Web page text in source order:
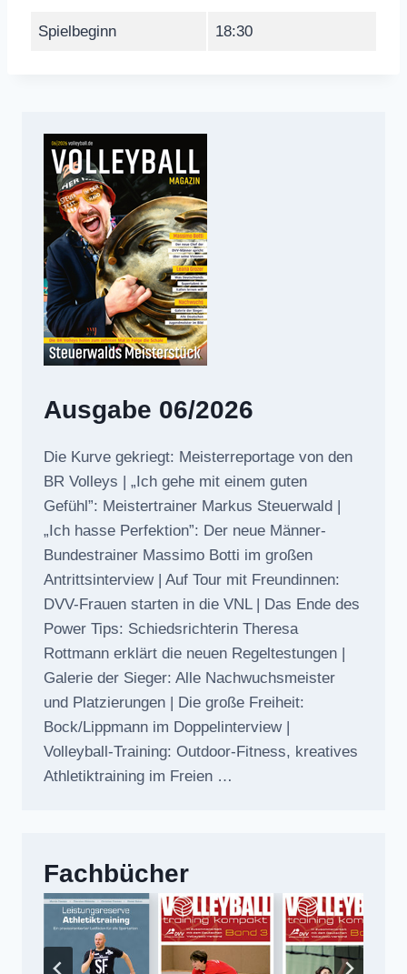
Spielbeginn 18:30
Ausgabe 06/2026
Die Kurve gekriegt: Meisterreportage von den
BR Volleys | „Ich gehe mit einem guten
Gefühl”: Meistertrainer Markus Steuerwald |
„Ich hasse Perfektion”: Der neue Männer-
Bundestrainer Massimo Botti im großen
Antrittsinterview | Auf Tour mit Freundinnen:
DVV-Frauen starten in die VNL | Das Ende des
Power Tips: Schiedsrichterin Theresa
Rottmann erklärt die neuen Regeltestungen |
Galerie der Sieger: Alle Nachwuchsmeister
und Platzierungen | Die große Freiheit:
Bock/Lippmann im Doppelinterview |
Volleyball-Training: Outdoor-Fitness, kreatives
Athletiktraining im Freien …
Fachbücher